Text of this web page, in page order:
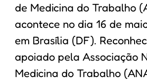
de Medicina do Trabalho
acontece no dia 16 de
em Brasília (DF).
apoiado pela Associação
Medicina do Trabalho